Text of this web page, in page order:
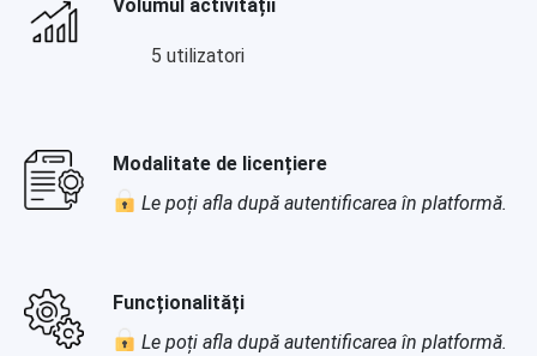
Volumul activității
5 utilizatori
Modalitate de licențiere
Le poți afla după autentificarea în platformă.
Funcționalități
Le poți afla după autentificarea în platformă.